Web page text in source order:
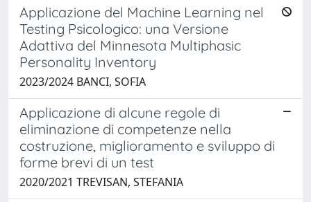
Applicazione del Machine Learning nel
Testing Psicologico: una Versione
Adattiva del Minnesota Multiphasic
Personality Inventory
2023/2024 BANCI, SOFIA
Applicazione di alcune regole di
eliminazione di competenze nella
costruzione, miglioramento e sviluppo di
forme brevi di un test
2020/2021 TREVISAN, STEFANIA